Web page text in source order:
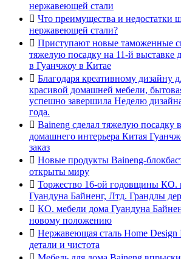
нержавеющей стали
 Что преимущества и недостатки
нержавеющей стали?
 Приступают новые таможенные
тяжелую посадку на 11-й выставке
в Гуанчжоу в Китае
 Благодаря креативному дизайну
красивой домашней мебели,
успешно завершила Неделю
года.
 Baineng сделал тяжелую посадку
домашнего интерьера Китая
заказ
 Новые продукты Baineng-
открыты миру
 Торжество 16-ой годовщины КО.
Гуандуна Байненг, Лтд. Грандлы
 КО. мебели дома Гуандуна
новому положению
 Нержавеющая сталь Home Design
детали и чистота